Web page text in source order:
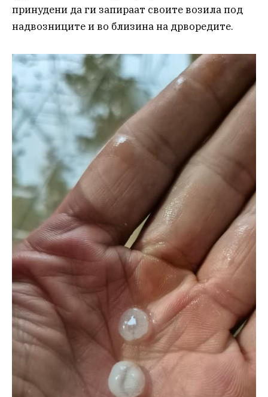
принудени да ги запираат своите возила под
надвозниците и во близина на дрворедите.